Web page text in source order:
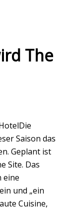
The
Saison das
Geplant ist
Site. Das
eine
und „ein
Cuisine,